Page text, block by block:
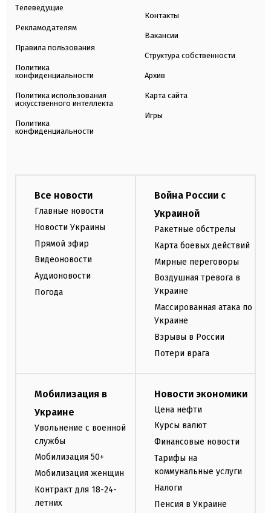
Телеведущие
Рекламодателям
Правила пользования
Политика
конфиденциальности
Политика использования
искусственного интеллекта
Политика
конфиденциальности
Контакты
Вакансии
Структура собственности
Архив
Карта сайта
Игры
Все новости
Главные новости
Новости Украины
Прямой эфир
Видеоновости
Аудионовости
Погода
Война России с
Украиной
Ракетные обстрелы
Карта боевых действий
Мирные переговоры
Воздушная тревога в
Украине
Массированная атака по
Украине
Взрывы в России
Потери врага
Мобилизация в
Украине
Увольнение с военной
службы
Мобилизация 50+
Мобилизация женщин
Контракт для 18-24-
летних
Новости экономики
Цена нефти
Курсы валют
Финансовые новости
Тарифы на
коммунальные услуги
Налоги
Пенсия в Украине